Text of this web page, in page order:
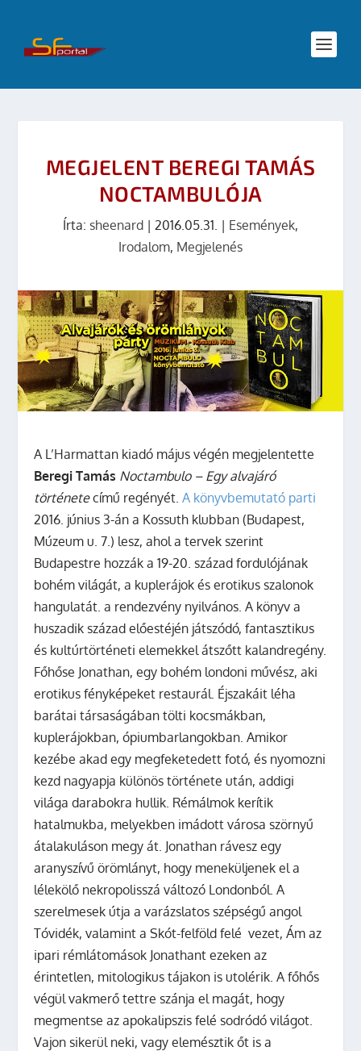
MEGJELENT BEREGI TAMÁS
NOCTAMBULÓJA
Írta: sheenard | 2016.05.31. | Események,
Irodalom, Megjelenés
A L’Harmattan kiadó május végén megjelentette
Beregi Tamás Noctambulo – Egy alvajáró
történetecímű regényét.A könyvbemutató parti
2016. június 3-án a Kossuth klubban (Budapest,
Múzeum u. 7.) lesz, ahol a tervek szerint
Budapestre hozzák a 19-20. század fordulójának
bohém világát, a kuplerájok és erotikus szalonok
hangulatát. a rendezvény nyilvános. A könyv a
huszadik század előestéjén játszódó, fantasztikus
és kultúrtörténeti elemekkel átszőtt kalandregény.
Főhőse Jonathan, egy bohém londoni művész, aki
erotikus fényképeket restaurál. Éjszakáit léha
barátai társaságában tölti kocsmákban,
kuplerájokban, ópiumbarlangokban. Amikor
kezébe akad egy megfeketedett fotó, és nyomozni
kezd nagyapja különös története után, addigi
világa darabokra hullik. Rémálmok kerítik
hatalmukba, melyekben imádott városa szörnyű
átalakuláson megy át. Jonathan rávesz egy
aranyszívű örömlányt, hogy meneküljenek el a
lélekölő nekropolisszá változó Londonból. A
szerelmesek útja a varázslatos szépségű angol
Tóvidék, valamint a Skót-felföld felé vezet, Ám az
ipari rémlátomások Jonathant ezeken az
érintetlen, mitologikus tájakon is utolérik. A főhős
végül vakmerő tettre szánja el magát, hogy
megmentse az apokalipszis felé sodródó világot.
Vajon sikerül neki, vagy elemésztik őt is a